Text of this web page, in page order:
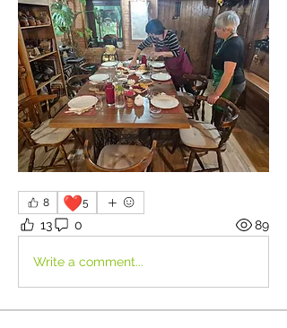
8 ❤️5
13 0 89
Write a comment...